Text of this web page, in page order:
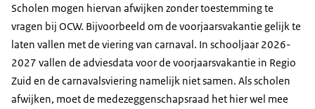
Scholen mogen hiervan afwijken zonder toestemming te
vragen bij OCW. Bijvoorbeeld om de voorjaarsvakantie gelijk te
laten vallen met de viering van carnaval. In schooljaar 2026-
2027 vallen de adviesdata voor de voorjaarsvakantie in Regio
Zuid en de carnavalsviering namelijk niet samen. Als scholen
afwijken, moet de medezeggenschapsraad het hier wel mee